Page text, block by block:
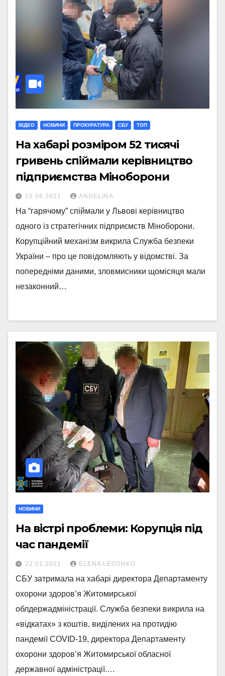
ВІДЕО НОВИНИ ПРОКУРАТУРА СБУ ТОП
На хабарі розміром 52 тисячі
гривень спіймали керівництво
підприємства Міноборони
15.06.2021 ANGELINA
На “гарячому” спіймали у Львові керівництво
одного із стратегічних підприємств Міноборони.
Корупційний механізм викрила Служба безпеки
України – про це повідомляють у відомстві. За
попередніми даними, зловмисники щомісяця мали
незаконний…
НОВИНИ
На вістрі проблеми: Корупція під
час пандемії
22.01.2021 ELENA LEOSHKO
СБУ затримала на хабарі директора Департаменту
охорони здоров’я Житомирської
облдержадміністрації. Служба безпеки викрила на
«відкатах» з коштів, виділених на протидію
пандемії COVID-19, директора Департаменту
охорони здоров’я Житомирської обласної
державної адміністрації.…